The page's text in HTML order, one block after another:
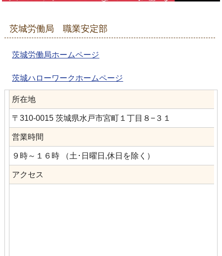
茨城労働局 職業安定部
茨城労働局ホームページ
茨城ハローワークホームページ
所在地
〒310-0015 茨城県水戸市宮町１丁目８−３１
営業時間
９時～１６時 （土･日曜日,休日を除く）
アクセス